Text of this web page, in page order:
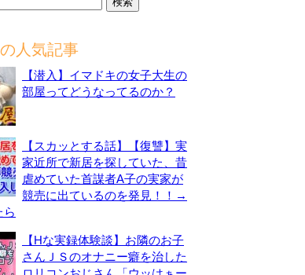
人気記事
【潜入】イマドキの女子大生の
部屋ってどうなってるのか？
【スカッとする話】【復讐】実
家近所で新居を探していた、昔
虐めていた首謀者A子の実家が
競売に出ているのを発見！！→
ら
【Hな実録体験談】お隣のお子
さんＪＳのオナニー癖を治した